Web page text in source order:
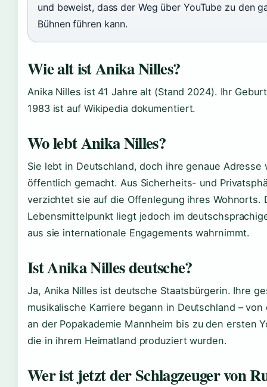
und beweist, dass der Weg über YouTube zu den
Bühnen führen kann.
Wie alt ist Anika Nilles?
Anika Nilles ist 41 Jahre alt (Stand 2024). Ihr
1983 ist auf Wikipedia dokumentiert.
Wo lebt Anika Nilles?
Sie lebt in Deutschland, doch ihre genaue Adresse
öffentlich gemacht. Aus Sicherheits- und
verzichtet sie auf die Offenlegung ihres Wohnorts.
Lebensmittelpunkt liegt jedoch im
aus sie internationale Engagements wahrnimmt.
Ist Anika Nilles deutsche?
Ja, Anika Nilles ist deutsche Staatsbürgerin. Ihre
musikalische Karriere begann in Deutschland – von
an der Popakademie Mannheim bis zu den ersten
die in ihrem Heimatland produziert wurden.
Wer ist jetzt der Schlagzeuger von